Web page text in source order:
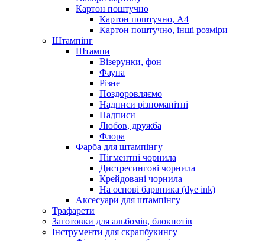
Картон поштучно
Картон поштучно, А4
Картон поштучно, інші розміри
Штампінг
Штампи
Візерунки, фон
Фауна
Різне
Поздоровляємо
Надписи різноманітні
Надписи
Любов, дружба
Флора
Фарба для штампінгу
Пігментні чорнила
Дистресингові чорнила
Крейдовані чорнила
На основі барвника (dye ink)
Аксесуари для штампінгу
Трафарети
Заготовки для альбомів, блокнотів
Інструменти для скрапбукингу